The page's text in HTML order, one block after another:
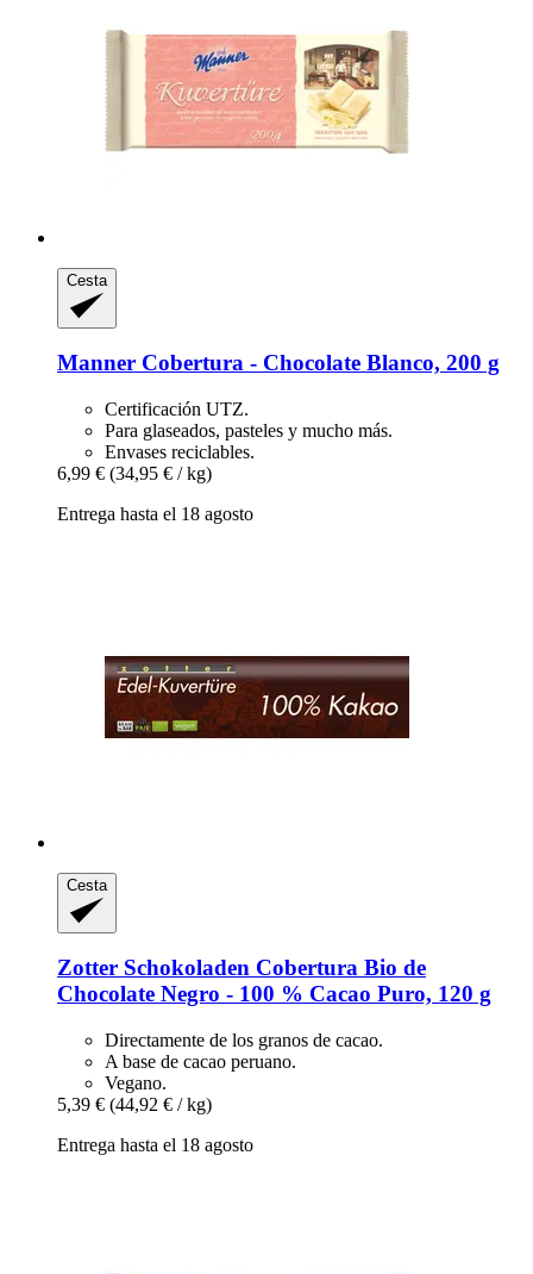
Cesta
Manner Cobertura -​ Chocolate Blanco, 200 g
Certificación UTZ.
Para glaseados, pasteles y mucho más.
Envases reciclables.
6,99 € (34,95 € / kg)
Entrega hasta el 18 agosto
Cesta
Zotter Schokoladen Cobertura Bio de
Chocolate Negro -​ 100 % Cacao Puro, 120 g
Directamente de los granos de cacao.
A base de cacao peruano.
Vegano.
5,39 € (44,92 € / kg)
Entrega hasta el 18 agosto